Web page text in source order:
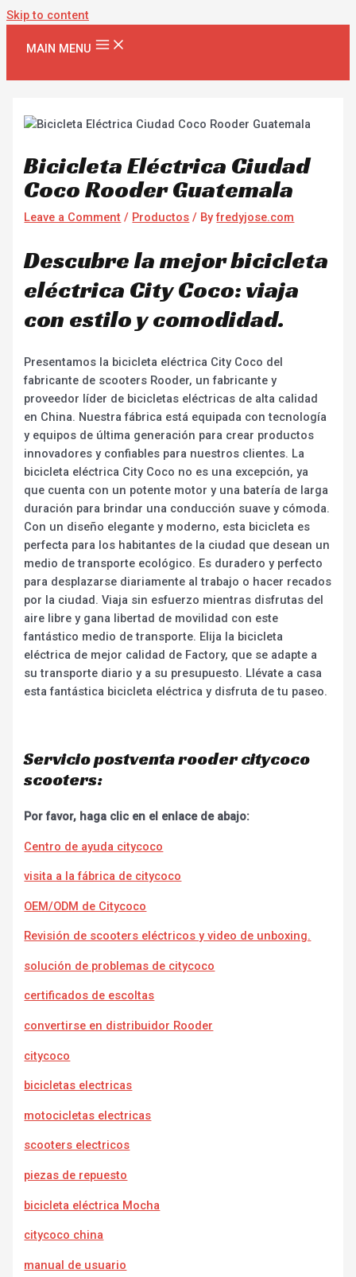
Skip to content
MAIN MENU
Bicicleta Eléctrica Ciudad
Coco Rooder Guatemala
Leave a Comment / Productos / Byfredyjose.com
Descubre la mejor bicicleta
eléctrica City Coco: viaja
con estilo y comodidad.
Presentamos la bicicleta eléctrica City Coco del
fabricante de scooters Rooder, un fabricante y
proveedor líder de bicicletas eléctricas de alta calidad
en China. Nuestra fábrica está equipada con tecnología
y equipos de última generación para crear productos
innovadores y confiables para nuestros clientes. La
bicicleta eléctrica City Coco no es una excepción, ya
que cuenta con un potente motor y una batería de larga
duración para brindar una conducción suave y cómoda.
Con un diseño elegante y moderno, esta bicicleta es
perfecta para los habitantes de la ciudad que desean un
medio de transporte ecológico. Es duradero y perfecto
para desplazarse diariamente al trabajo o hacer recados
por la ciudad. Viaja sin esfuerzo mientras disfrutas del
aire libre y gana libertad de movilidad con este
fantástico medio de transporte. Elija la bicicleta
eléctrica de mejor calidad de Factory, que se adapte a
su transporte diario y a su presupuesto. Llévate a casa
esta fantástica bicicleta eléctrica y disfruta de tu paseo.
Servicio postventa rooder citycoco
scooters:
Por favor, haga clic en el enlace de abajo:
Centro de ayuda citycoco
visita a la fábrica de citycoco
OEM/ODM de Citycoco
Revisión de scooters eléctricos y video de unboxing.
solución de problemas de citycoco
certificados de escoltas
convertirse en distribuidor Rooder
citycoco
bicicletas electricas
motocicletas electricas
scooters electricos
piezas de repuesto
bicicleta eléctrica Mocha
citycoco china
manual de usuario